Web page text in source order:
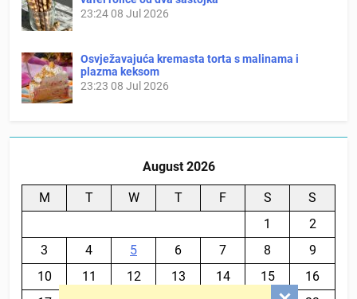
23:2408 Jul 2026
Osvježavajuća kremasta torta s malinama i
plazma keksom
23:23 08 Jul 2026
August 2026
M T W T F S
S
1
2
3
4 5 6 7 8
9
10
11 12 13 14 15
16